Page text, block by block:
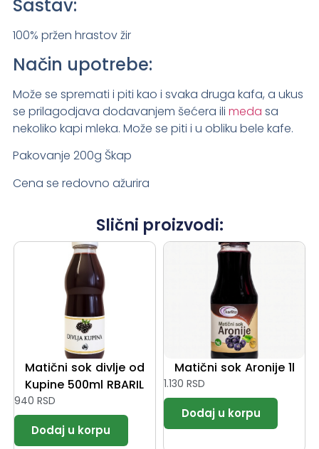
Sastav:
100% pržen hrastov žir
Način upotrebe:
Može se spremati i piti kao i svaka druga kafa, a ukus
se prilagodjava dodavanjem šećera ili meda sa
nekoliko kapi mleka. Može se piti i u obliku bele kafe.
Pakovanje 200g Škap
Cena se redovno ažurira
Slični proizvodi:
Matični sok divlje od
Kupine 500ml RBARIL
940 RSD
Matični sok Aronije 1l
1.130 RSD